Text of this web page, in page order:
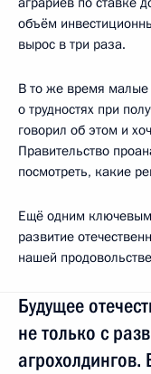
объём
вырос в три раза.
В то же время малые
о трудностях при
говорил об этом и
Правительство
посмотреть, какие
Ещё одним ключевым
развитие
нашей
Будущее
не только с
агрохолдингов.